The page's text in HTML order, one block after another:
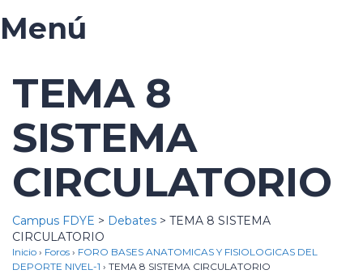
Menú
TEMA 8
SISTEMA
CIRCULATORIO
Campus FDYE > Debates > TEMA 8 SISTEMA
CIRCULATORIO
Inicio › Foros › FORO BASES ANATOMICAS Y FISIOLOGICAS DEL
DEPORTE NIVEL-1 › TEMA 8 SISTEMA CIRCULATORIO